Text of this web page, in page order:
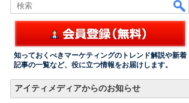
知っておくべきマーケティングのトレンド解説や新着
記事の一覧など、役に立つ情報をお届けします。
アイティメディアからのお知らせ